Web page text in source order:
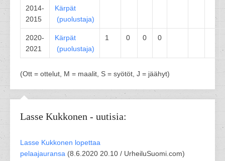
2014-
2015
Kärpät
(puolustaja)
2020-
2021
Kärpät
(puolustaja)
1 0 0 0
(Ott = ottelut, M = maalit, S = syötöt, J = jäähyt)
Lasse Kukkonen - uutisia:
Lasse Kukkonen lopettaa
pelaajauransa (8.6.2020 20.10 / UrheiluSuomi.com)